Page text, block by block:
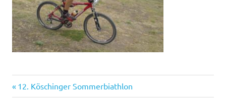
Beitragsnavigation
Vorheriger
Beitrag:
12. Köschinger Sommerbiathlon